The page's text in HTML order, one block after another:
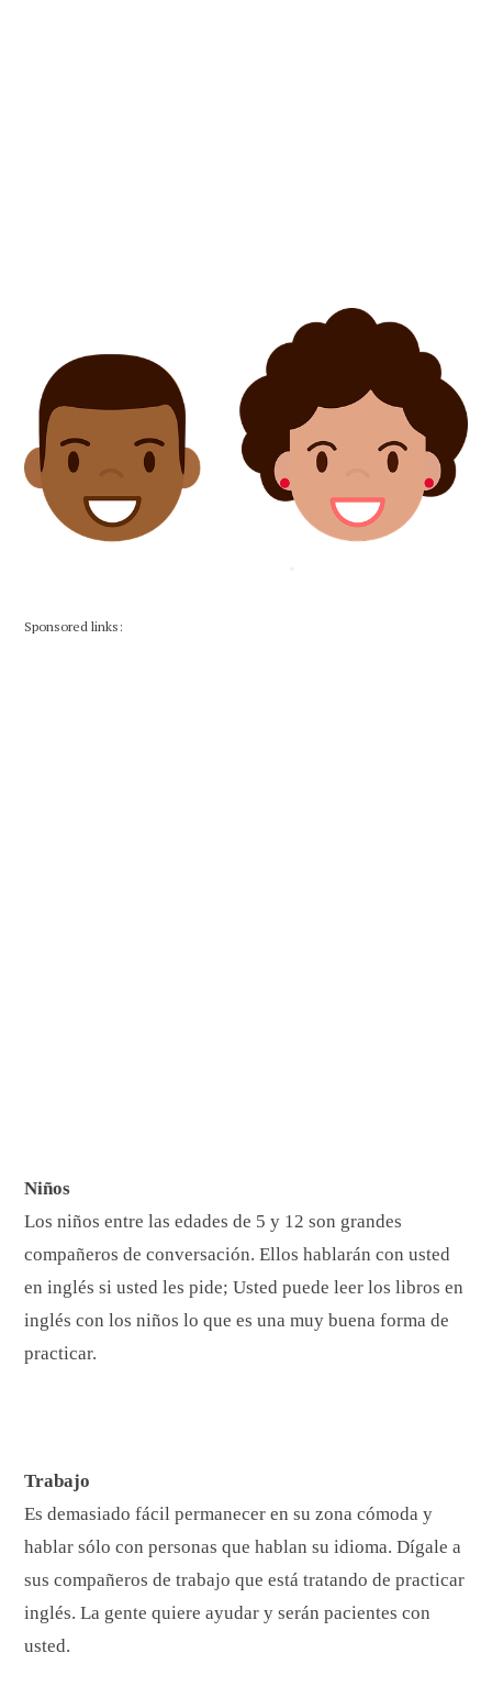
Sponsored links:
Niños
Los niños entre las edades de 5 y 12 son grandes
compañeros de conversación. Ellos hablarán con usted
en inglés si usted les pide; Usted puede leer los libros en
inglés con los niños lo que es una muy buena forma de
practicar.
Trabajo
Es demasiado fácil permanecer en su zona cómoda y
hablar sólo con personas que hablan su idioma. Dígale a
sus compañeros de trabajo que está tratando de practicar
inglés. La gente quiere ayudar y serán pacientes con
usted.